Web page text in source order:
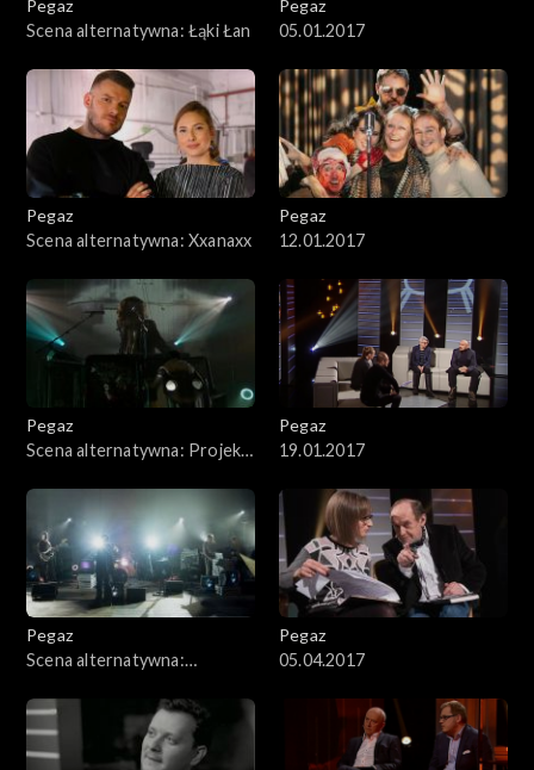
Pegaz
Scena alternatywna: Łąki Łan
Pegaz
05.01.2017
Pegaz
Scena alternatywna: Xxanaxx
Pegaz
12.01.2017
Pegaz
Scena alternatywna: Projekt
Pegaz
19.01.2017
Pegaz
Scena alternatywna:
Pegaz
05.04.2017